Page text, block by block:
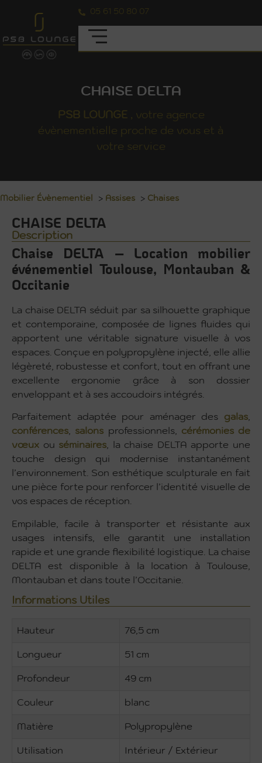
05 61 50 80 07
CHAISE DELTA
PSB LOUNGE, votre agence
évènementielle proche de vous et à
votre service
Mobilier Évènementiel > Assises > Chaises
CHAISE DELTA
Description
Chaise DELTA – Location mobilier
événementiel Toulouse, Montauban &
Occitanie
La chaise DELTA séduit par sa silhouette graphique
et contemporaine, composée de lignes fluides qui
apportent une véritable signature visuelle à vos
espaces. Conçue en polypropylène injecté, elle allie
légèreté, robustesse et confort, tout en offrant une
excellente ergonomie grâce à son dossier
enveloppant et à ses accoudoirs intégrés.
Parfaitement adaptée pour aménager des galas,
conférences, salons professionnels, cérémonies de
vœux ou séminaires, la chaise DELTA apporte une
touche design qui modernise instantanément
l’environnement. Son esthétique sculpturale en fait
une pièce forte pour renforcer l’identité visuelle de
vos espaces de réception.
Empilable, facile à transporter et résistante aux
usages intensifs, elle garantit une installation
rapide et une grande flexibilité logistique. La chaise
DELTA est disponible à la location à Toulouse,
Montauban et dans toute l’Occitanie.
Informations Utiles
Hauteur 76,5 cm
Longueur 51 cm
Profondeur 49 cm
Couleur blanc
Matière Polypropylène
Utilisation Intérieur / Extérieur